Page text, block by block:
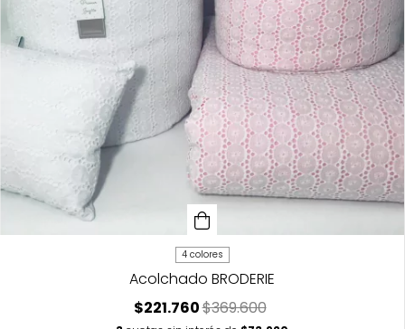
4 colores
Acolchado BRODERIE
$221.760$369.600